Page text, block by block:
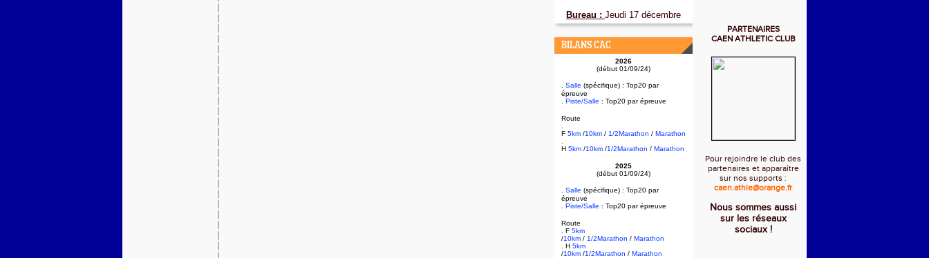
Bureau : Jeudi 17 décembre
BILANS CAC
2026
(début 01/09/24)
. Salle (spécifique) : Top20 par
épreuve
Piste/Salle : Top20 par épreuve
Route
F 5km /10km / 1/2Marathon / Marathon
H 5km /10km /1/2Marathon / Marathon
2025
(début 01/09/24)
. Salle (spécifique) : Top20 par
épreuve
Piste/Salle : Top20 par épreuve
Route
. F 5km
/10km / 1/2Marathon / Marathon
. H 5km
/10km /1/2Marathon / Marathon
PARTENAIRES
CAEN ATHLETIC CLUB
Pour rejoindre le club des
partenaires et apparaître
sur nos supports :
caen.athle@orange.fr
Nous sommes aussi
sur les réseaux
sociaux !